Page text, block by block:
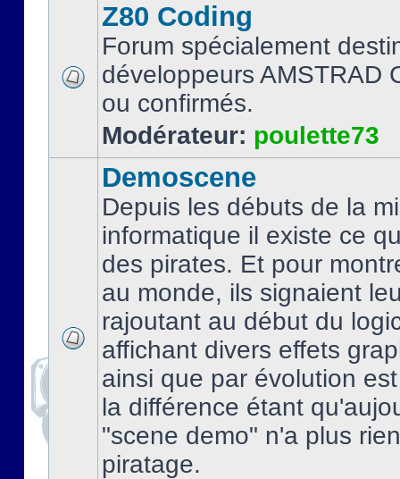
Z80 Coding
Forum spécialement
développeurs AMSTRAD
ou confirmés.
Modérateur: poulette73
Demoscene
Depuis les débuts de la
informatique il existe ce
des pirates. Et pour
au monde, ils signaient
rajoutant au début du
affichant divers effets
ainsi que par évolution
la différence étant
"scene demo" n'a plus
piratage.